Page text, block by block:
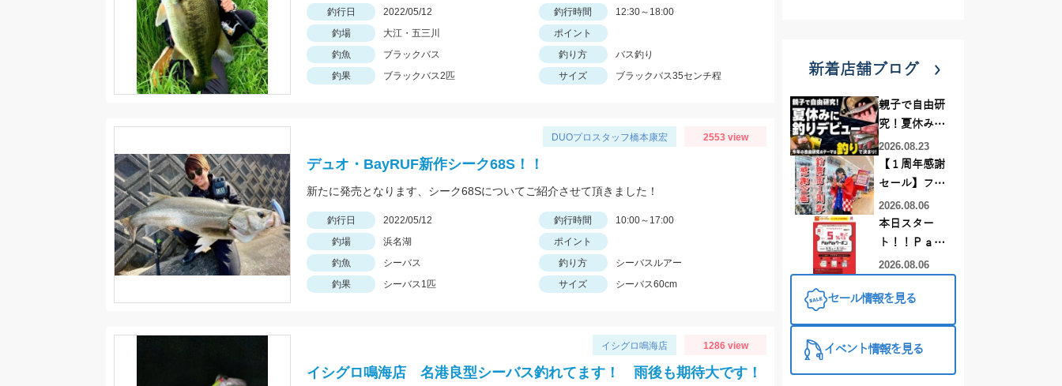
釣行日 2022/05/12 釣行時間
12:30～18:00
釣場
大江・五三川
ポイント
釣魚
ブラックバス 釣り方
バス釣り
釣果
ブラックバス2匹 サイズ ブラックバス35センチ程
DUOプロスタッフ橋本康宏 2553 view
デュオ・BayRUF新作シーク68S！！
新たに発売となります、シーク68Sについてご紹介させて頂きました！
釣行日 2022/05/12 釣行時間
10:00～17:00
釣場
浜名湖
ポイント
釣魚
シーバス 釣り方
シーバスルアー
釣果
シーバス1匹 サイズ シーバス60cm
イシグロ鳴海店 1286 view
イシグロ鳴海店 名港良型シーバス釣れてます！ 雨後も期待大です！
新着店舗ブログ
親子で自由研
究！夏休みに
釣りデビュー
2026.08.23
【１周年感謝
セール】フレ
スポ鈴鹿店！
オススメ竿 リ
ールをご紹介
❤買うなら今
がお得です！
2026.08.06
本日スター
ト！！Ｐａｙ
Ｐａｙクーポ
買い物しちゃ
2026.08.06
セール情報を見る
イベント情報を見る